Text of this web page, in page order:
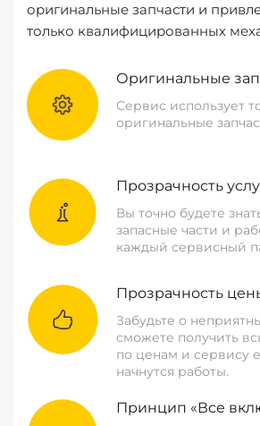
оригинальные запчасти и
только квалифицированных
Оригинальные
Сервис использует
оригинальные
Прозрачность
Вы точно будете
запасные части и
каждый сервисный
Прозрачность
Забудьте о
сможете получить
по ценам и сервису
начнутся работы.
Принцип «Все